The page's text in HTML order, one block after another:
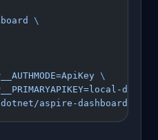
\
\
dev-
aspire-dashboard:9.5